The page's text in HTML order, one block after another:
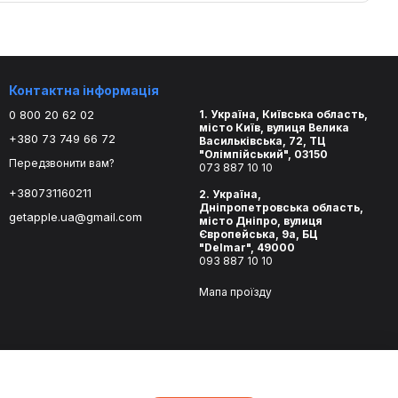
Контактна інформація
0 800 20 62 02
+380 73 749 66 72
Передзвонити вам?
+380731160211
getapple.ua@gmail.com
1. Україна, Київська область,
місто Київ, вулиця Велика
Васильківська, 72, ТЦ
"Олімпійський", 03150
073 887 10 10
2. Україна,
Дніпропетровська область,
місто Дніпро, вулиця
Європейська, 9а, БЦ
"Delmar", 49000
093 887 10 10
Мапа проїзду